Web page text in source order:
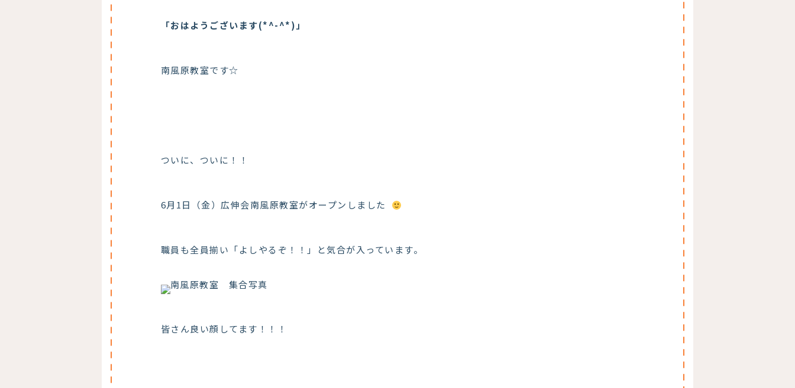
「おはようございます(*^-^*)」
南風原教室です☆
ついに、ついに！！
6月1日（金）広伸会南風原教室がオープンしました
職員も全員揃い「よしやるぞ！！」と気合が入っています。
皆さん良い顔してます！！！